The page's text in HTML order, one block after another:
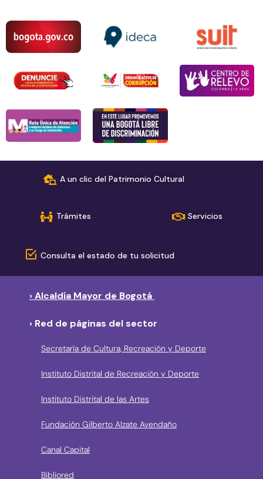
A un clic del Patrimonio Cultural
Trámites Servicios
Consulta el estado de tu solicitud
› Alcaldía Mayor de Bogotá
› Red de páginas del sector
Secretaría de Cultura, Recreación y Deporte
Instituto Distrital de Recreación y Deporte
Instituto Distrital de las Artes
Fundación Gilberto Alzate Avendaño
Canal Capital
Bibliored